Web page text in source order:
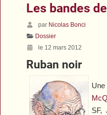
Les bandes
par Nicolas Bonci
Dossier
le 12 mars 2012
Ruban noir
SF,